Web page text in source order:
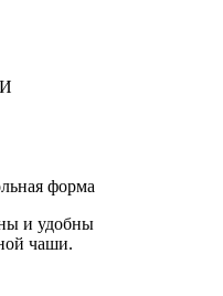
форма
и удобны
чаши.